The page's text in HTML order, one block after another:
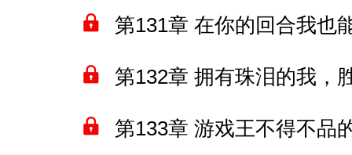
第131章 在你的回合我也
第132章 拥有珠泪的我，
第133章 游戏王不得不品